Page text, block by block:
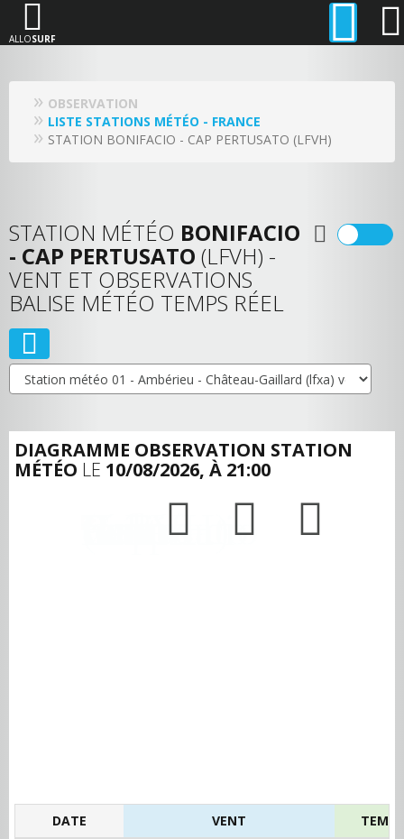
ALLOSURF
OBSERVATION
LISTE STATIONS MÉTÉO - FRANCE
STATION BONIFACIO - CAP PERTUSATO (LFVH)
STATION MÉTÉO BONIFACIO
- CAP PERTUSATO (LFVH) -
VENT ET OBSERVATIONS
BALISE MÉTÉO TEMPS RÉEL
DIAGRAMME OBSERVATION STATION
MÉTÉO LE 10/08/2026, À 21:00
DATE VENT